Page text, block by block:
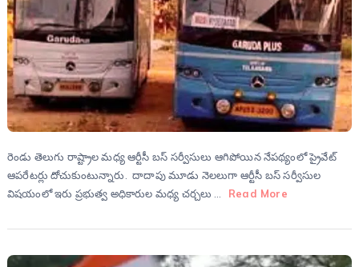
రెండు తెలుగు రాష్ట్రాల మధ్య ఆర్టీసీ బస్ సర్వీసులు ఆగిపోయిన నేపథ్యంలో ప్రైవేట్
ఆపరేటర్లు దోచుకుంటున్నారు. దాదాపు మూడు నెలలుగా ఆర్టీసీ బస్ సర్వీసుల
విషయంలో ఇరు ప్రభుత్వ అధికారుల మధ్య చర్చలు …
Read More